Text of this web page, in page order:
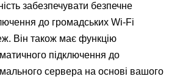
забезпечувати безпечне
до громадських Wi-Fi
Він також має функцію
підключення до
сервера на основі вашого